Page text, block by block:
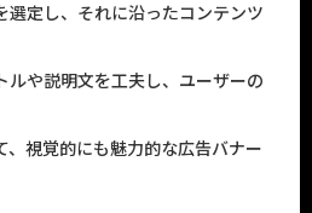
選定し、それに沿ったコンテンツ
ルや説明文を工夫し、ユーザーの
、視覚的にも魅力的な広告バナー